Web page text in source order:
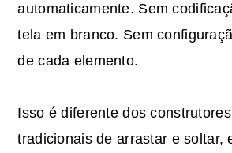
automaticamente. Sem
tela em branco. Sem
de cada elemento.
Isso é diferente dos construtores
tradicionais de arrastar e soltar,